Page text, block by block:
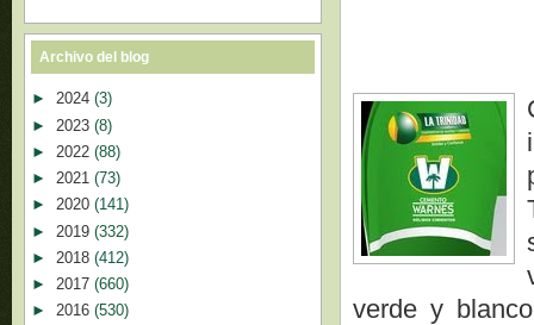
verde y
Archivo del blog
► 2024 (3)
► 2023 (8)
► 2022 (88)
► 2021 (73)
► 2020 (141)
► 2019 (332)
► 2018 (412)
► 2017 (660)
► 2016 (530)